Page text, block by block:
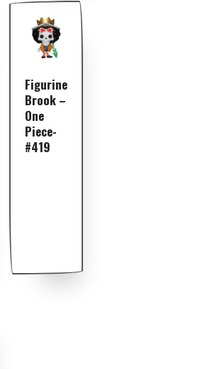
Figurine
Brook –
One
Piece-
#419